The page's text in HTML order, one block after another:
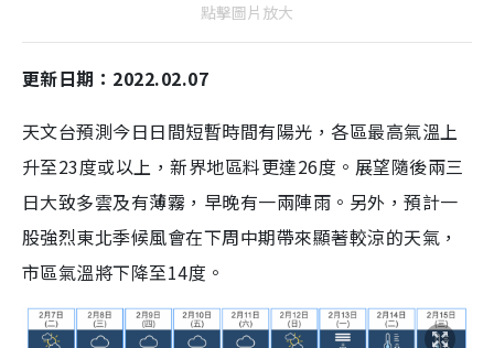
點擊圖片放大
更新日期：2022.02.07
天文台預測今日日間短暫時間有陽光，各區最高氣溫上
升至23度或以上，新界地區料更達26度。展望隨後兩三
日大致多雲及有薄霧，早晚有一兩陣雨。另外，預計一
股強烈東北季候風會在下周中期帶來顯著較涼的天氣，
市區氣溫將下降至14度。